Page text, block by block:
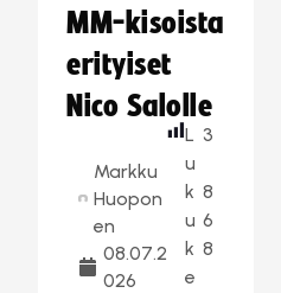
MM-kisoista
erityiset
Nico Salolle
Markku
Huopon
en
08.07.2
026
L
u
k
u
k
e
3
8
6
8